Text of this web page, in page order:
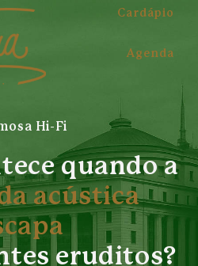
Cardápio
Agenda
Hi-Fi
quando a
acústica
eruditos?